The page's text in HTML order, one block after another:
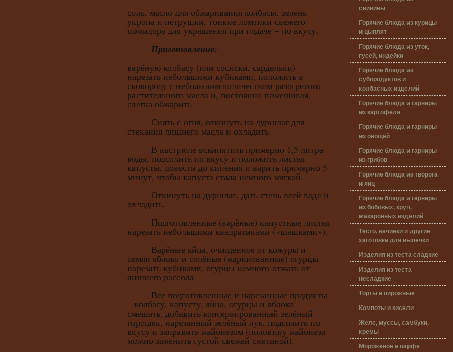
соль, масло для обжаривания колбасы, зелень
укропа и петрушки, тонкие ломтики свежего
помидора для украшения при подаче – по вкусу.
Приготовление:
варёную колбасу (или сосиски, сардельки)
нарезать небольшими кубиками, положить в
сковороду с небольшим количеством разогретого
растительного масла и, постоянно помешивая,
слегка обжарить.
Снять с огня, откинуть на дуршлаг для
стекания лишнего масла и охладить.
В кастрюле вскипятить примерно 1,5 литра
воды, подсолить по вкусу и положить листья
капусты, довести до кипения и варить примерно 5
минут, чтобы капуста стала немного мягкой.
Откинуть на дуршлаг, дать стечь всей воде и
охладить.
Подготовленные (варёные) капустные листья
нарезать небольшими квадратиками («шашками»).
Варёные яйца, очищенное от кожуры и
семян яблоко и солёные (маринованные) огурцы
нарезать кубиками, огурцы немного отжать от
лишнего рассола.
Все подготовленные и нарезанные продукты
– колбасу, капусту, яйца, огурцы и яблоко
смешать, добавить консервированный зелёный
горошек, нарезанный зелёный лук, подсолить по
вкусу и заправить майонезом (половину майонеза
можно заменить густой свежей сметаной).
свинины
Горячие блюда из курицы
и цыплят
Горячие блюда из уток,
гусей, индейки
Горячие блюда из
субпродуктов и
колбасных изделий
Горячие блюда и гарниры
из картофеля
Горячие блюда и гарниры
из овощей
Горячие блюда и гарниры
из грибов
Горячие блюда из творога
и яиц
Горячие блюда и гарниры
из бобовых, круп,
макаронных изделий
Тесто, начинки и другие
заготовки для выпечки
Изделия из теста сладкие
Изделия из теста
несладкие
Торты и пирожные
Компоты и кисели
Желе, муссы, самбуки,
кремы
Мороженое и парфе